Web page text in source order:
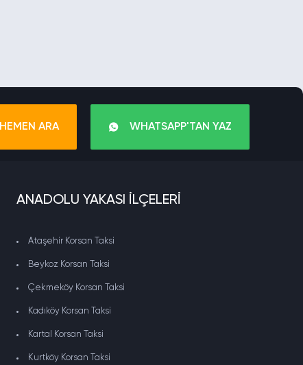
HEMEN ARA WHATSAPP'TAN YAZ
ANADOLU YAKASI İLÇELERİ
Ataşehir Korsan Taksi
Beykoz Korsan Taksi
Çekmeköy Korsan Taksi
Kadıköy Korsan Taksi
Kartal Korsan Taksi
Kurtköy Korsan Taksi